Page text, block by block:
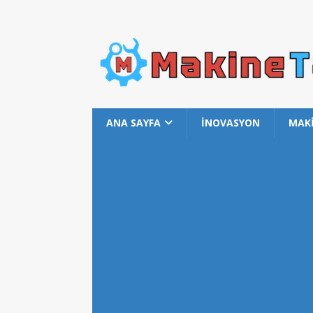
ANA SAYFA İNOVASYON